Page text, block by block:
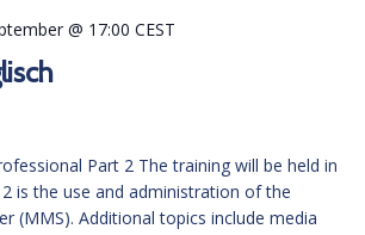
@ 17:00 CEST
Part 2 The training will be held in
is the use and administration of the
(MMS). Additional topics include media